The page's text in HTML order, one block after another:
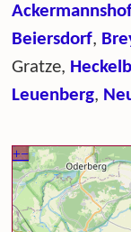
Beiersdorf,
Gratze,
Leuenberg,